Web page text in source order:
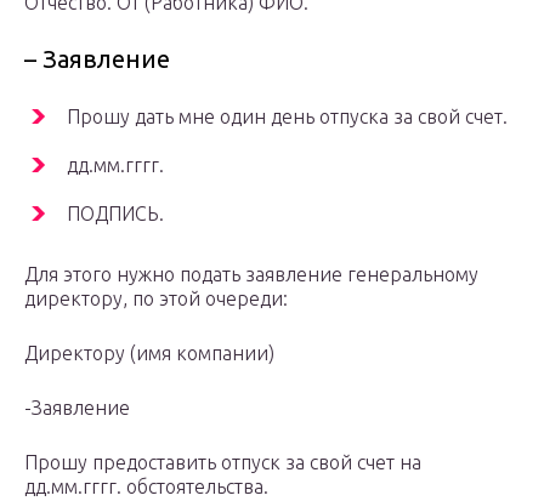
– Заявление
Прошу дать мне один день отпуска за свой счет.
дд.мм.гггг.
ПОДПИСЬ.
Для этого нужно подать заявление генеральному
директору, по этой очереди:
Директору (имя компании)
-Заявление
Прошу предоставить отпуск за свой счет на
дд.мм.гггг. обстоятельства.